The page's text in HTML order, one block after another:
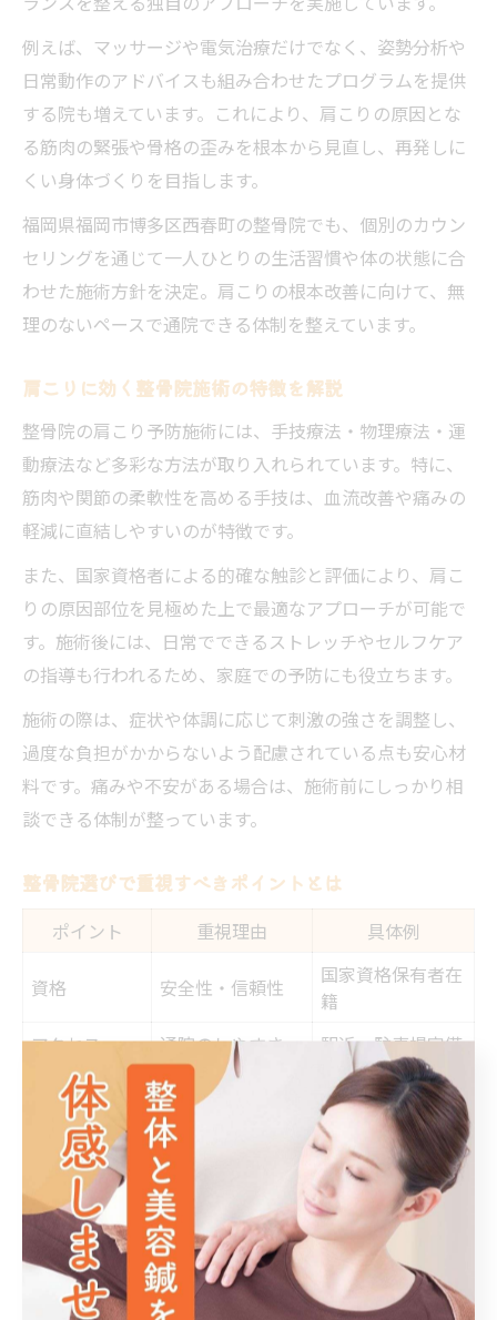
例えば、マッサージや電気治療だけでなく、姿勢分析や
日常動作のアドバイスも組み合わせたプログラムを提供
する院も増えています。これにより、肩こりの原因とな
る筋肉の緊張や骨格の歪みを根本から見直し、再発しに
くい身体づくりを目指します。
福岡県福岡市博多区西春町の整骨院でも、個別のカウン
セリングを通じて一人ひとりの生活習慣や体の状態に合
わせた施術方針を決定。肩こりの根本改善に向けて、無
理のないペースで通院できる体制を整えています。
肩こりに効く整骨院施術の特徴を解説
整骨院の肩こり予防施術には、手技療法・物理療法・運
動療法など多彩な方法が取り入れられています。特に、
筋肉や関節の柔軟性を高める手技は、血流改善や痛みの
軽減に直結しやすいのが特徴です。
また、国家資格者による的確な触診と評価により、肩こ
りの原因部位を見極めた上で最適なアプローチが可能で
す。施術後には、日常でできるストレッチやセルフケア
の指導も行われるため、家庭での予防にも役立ちます。
施術の際は、症状や体調に応じて刺激の強さを調整し、
過度な負担がかからないよう配慮されている点も安心材
料です。痛みや不安がある場合は、施術前にしっかり相
談できる体制が整っています。
整骨院選びで重視すべきポイントとは
ポイント 重視理由 具体例
資格 安全性・信頼性
国家資格保有者在
籍
アクセス
通院のしやすさ
駅近・駐車場完備
カウンセリン
症状把握・個別対
応
丁寧なヒアリング
肩こり予防のための整骨院選びでは、通いやすさ・施術
者の資格・カウンセリングの丁寧さが大切です。特に、
国家資格を持つスタッフが在籍しているか、施術前にし
っかりと症状を聞いてくれるかどうかは重要な判断材料
となります。